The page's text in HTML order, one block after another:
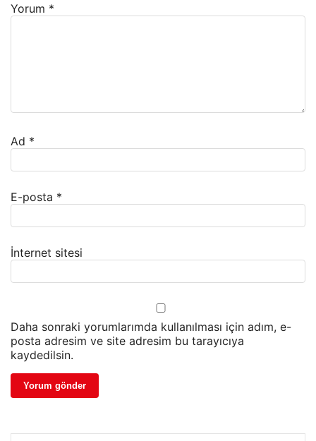
Yorum *
Ad *
E-posta *
İnternet sitesi
Daha sonraki yorumlarımda kullanılması için adım, e-
posta adresim ve site adresim bu tarayıcıya
kaydedilsin.